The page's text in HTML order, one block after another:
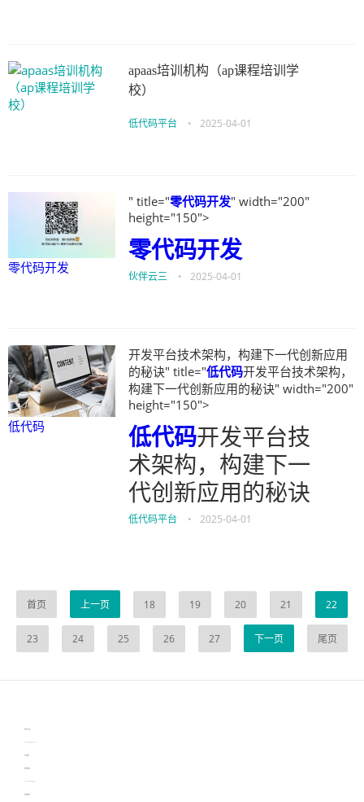
apaas培训机构（ap课程培训学
校）
低代码平台 • 2025-04-01
零代码开发
" title="零代码开发" width="200"
height="150">
零代码开发
伙伴云三 • 2025-04-01
低代码
开发平台技术架构，构建下一代创新应用
的秘诀" title="低代码开发平台技术架构，
构建下一代创新应用的秘诀" width="200"
height="150">
低代码开发平台技
术架构，构建下一
代创新应用的秘诀
低代码平台 • 2025-04-01
首页 上一页 18 19 20 21 22
23 24 25 26 27 下一页 尾页